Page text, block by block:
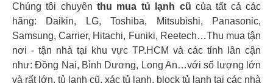
Chúng tôi chuyênthu mua tủ lạnh cũ của tất cả các
hãng: Daikin, LG, Toshiba, Mitsubishi, Panasonic,
Samsung, Carrier, Hitachi, Funiki, Reetech…Thu mua tận
nơi - tận nhà tại khu vực TP.HCM và các tỉnh lân cận
như: Đồng Nai, Bình Dương, Long An…với số lượng lớn
và rất lớn, tủ lạnh cũ, xác tủ lạnh, block tủ lạnh tại các nhà